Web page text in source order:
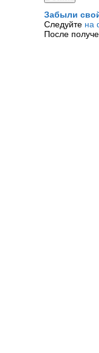
Забыли
Следуйте на
После